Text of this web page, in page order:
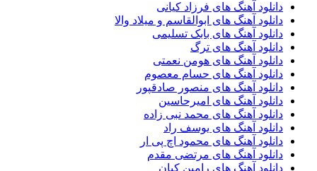
دانلود آهنگ های فرزاد کیانی
دانلود آهنگ های ابوالقاسم و میلاد والا
دانلود آهنگ های بابک تسلیمی
دانلود آهنگ های ترگ
دانلود آهنگ های هومن نعمتی
دانلود آهنگ های حسام معصوم
دانلود آهنگ های منصور صادقپور
دانلود آهنگ های امیرحاسین
دانلود آهنگ های محمد نبی زاده
دانلود آهنگ های یوسف راد
دانلود آهنگ های محمود اچ پی ار
دانلود آهنگ های مرتضی مقدم
دانلود آهنگ های رامین کیان